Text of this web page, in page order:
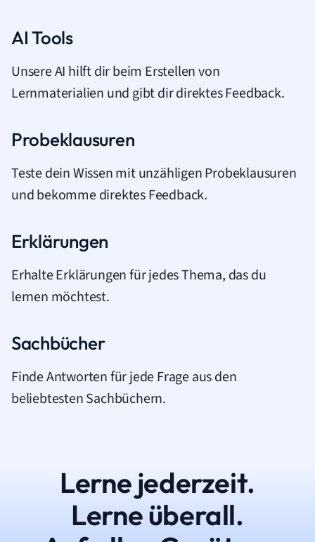
AI Tools
Unsere AI hilft dir beim Erstellen von
Lernmaterialien und gibt dir direktes Feedback.
Probeklausuren
Teste dein Wissen mit unzähligen Probeklausuren
und bekomme direktes Feedback.
Erklärungen
Erhalte Erklärungen für jedes Thema, das du
lernen möchtest.
Sachbücher
Finde Antworten für jede Frage aus den
beliebtesten Sachbüchern.
Lerne jederzeit.
Lerne überall.